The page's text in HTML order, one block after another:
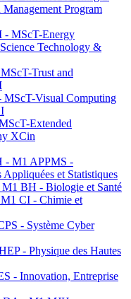
Program
- MScT-Energy
Technology &
Trust and
Visual Computing
Extended
XCin
- M1 APPMS -
Appliquées et Statistiques
BH - Biologie et Santé
CI - Chimie et
- Système Cyber
- Physique des Hautes
- Innovation, Entreprise